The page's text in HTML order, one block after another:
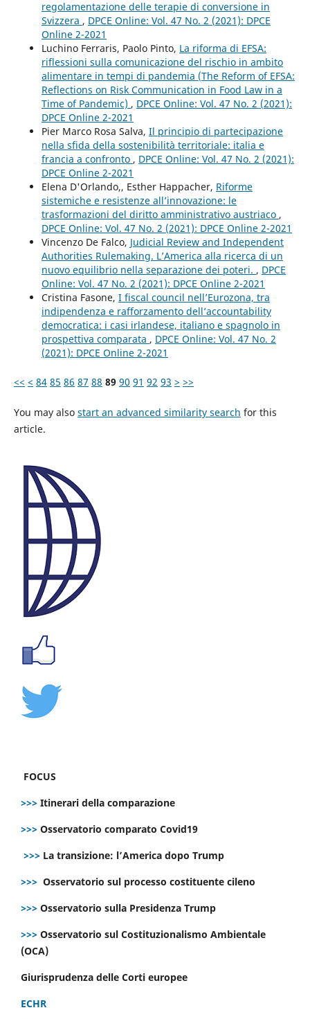
regolamentazione delle terapie di conversione in
Svizzera , DPCE Online: Vol. 47 No. 2 (2021): DPCE
Online 2-2021
Luchino Ferraris, Paolo Pinto, La riforma di EFSA:
riflessioni sulla comunicazione del rischio in ambito
alimentare in tempi di pandemia (The Reform of EFSA:
Reflections on Risk Communication in Food Law in a
Time of Pandemic) , DPCE Online: Vol. 47 No. 2 (2021):
DPCE Online 2-2021
Pier Marco Rosa Salva, Il principio di partecipazione
nella sfida della sostenibilità territoriale: italia e
francia a confronto , DPCE Online: Vol. 47 No. 2 (2021):
DPCE Online 2-2021
Elena D'Orlando,, Esther Happacher, Riforme
sistemiche e resistenze all’innovazione: le
trasformazioni del diritto amministrativo austriaco ,
DPCE Online: Vol. 47 No. 2 (2021): DPCE Online 2-2021
Vincenzo De Falco, Judicial Review and Independent
Authorities Rulemaking. L’America alla ricerca di un
nuovo equilibrio nella separazione dei poteri. , DPCE
Online: Vol. 47 No. 2 (2021): DPCE Online 2-2021
Cristina Fasone, I fiscal council nell’Eurozona, tra
indipendenza e rafforzamento dell’accountability
democratica: i casi irlandese, italiano e spagnolo in
prospettiva comparata , DPCE Online: Vol. 47 No. 2
(2021): DPCE Online 2-2021
<< < 84 85 86 87 88 89 90 91 92 93 > >>
You may also start an advanced similarity search for this
article.
FOCUS
>>> Itinerari della comparazione
>>> Osservatorio comparato Covid19
>>> La transizione: l’America dopo Trump
>>> Osservatorio sul processo costituente cileno
>>> Osservatorio sulla Presidenza Trump
>>> Osservatorio sul Costituzionalismo Ambientale
(OCA)
Giurisprudenza delle Corti europee
ECHR